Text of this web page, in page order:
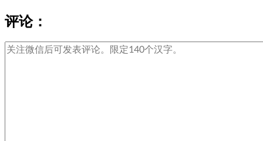
评论：